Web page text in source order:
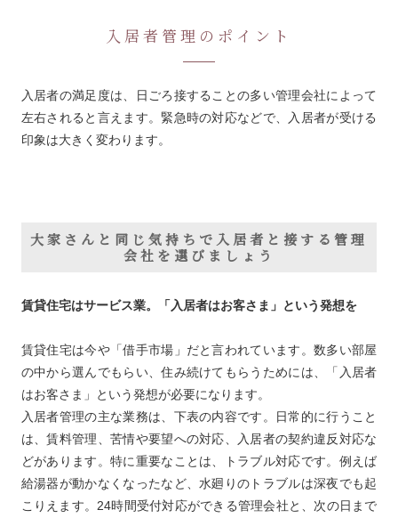
入居者管理のポイント
入居者の満足度は、日ごろ接することの多い管理会社によって
左右されると言えます。緊急時の対応などで、入居者が受ける
印象は大きく変わります。
大家さんと同じ気持ちで入居者と接する管理
会社を選びましょう
賃貸住宅はサービス業。「入居者はお客さま」という発想を
賃貸住宅は今や「借手市場」だと言われています。数多い部屋
の中から選んでもらい、住み続けてもらうためには、「入居者
はお客さま」という発想が必要になります。
入居者管理の主な業務は、下表の内容です。日常的に行うこと
は、賃料管理、苦情や要望への対応、入居者の契約違反対応な
どがあります。特に重要なことは、トラブル対応です。例えば
給湯器が動かなくなったなど、水廻りのトラブルは深夜でも起
こりえます。24時間受付対応ができる管理会社と、次の日まで